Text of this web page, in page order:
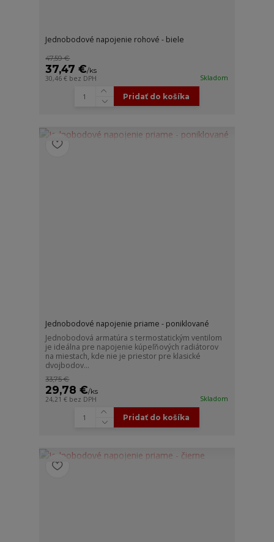
Jednobodové napojenie rohové - biele
47,59 €
37,47 €/ks
30,46 € bez DPH Skladom
Pridať do košíka
Jednobodové napojenie priame - poniklované
Jednobodová armatúra s termostatickým ventilom
je ideálna pre napojenie kúpeľňových radiátorov
na miestach, kde nie je priestor pre klasické
dvojbodov...
33,75 €
29,78 €/ks
24,21 € bez DPH Skladom
Pridať do košíka